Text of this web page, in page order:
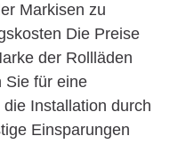
Markisen zu
Die Preise
der Rollläden
Sie für eine
Installation durch
Einsparungen